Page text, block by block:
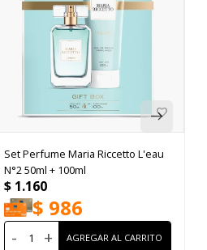
Set Perfume Maria Riccetto L'eau
N°2 50ml + 100ml
$ 1.160
$ 986
- +